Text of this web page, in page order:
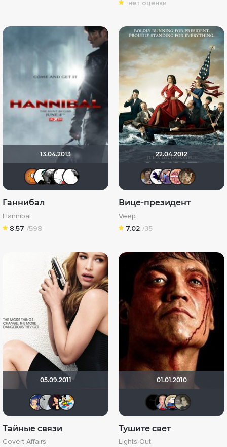
нет оценки
13.04.2013
m!5hkaФокс Малдер
~Йошкин Кот~
Ганнибал
Hannibal
8.57 /598
22.04.2012
brooklyn
Вице-президент
Veep
7.02 /35
05.09.2011
Хельга44_46
Тайные связи
Covert Affairs
01.01.2010
Тушите свет
Lights Out